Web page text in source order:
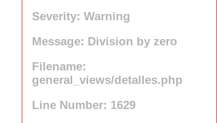
Severity: Warning
Message: Division by zero
Filename:
general_views/detalles.php
Line Number: 1629